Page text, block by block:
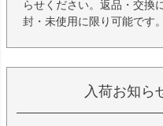
らせください。返品・交換
封・未使用に限り可能です。
入荷お知ら